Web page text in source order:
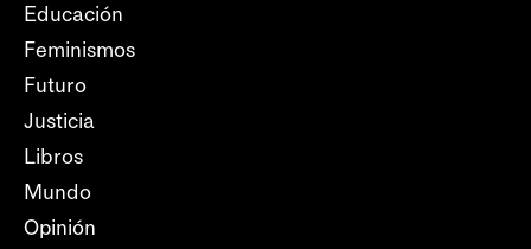
Educación
Feminismos
Futuro
Justicia
Libros
Mundo
Opinión